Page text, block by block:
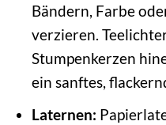
Bändern, Farbe
verzieren.
Stumpenkerzen
ein sanftes,
Laternen: